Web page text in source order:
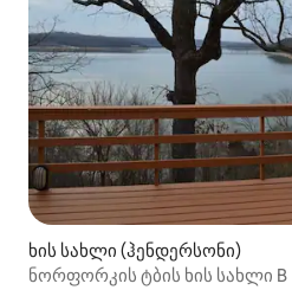
ხის სახლი (ჰენდერსონი)
ნორფორკის ტბის ხის სახლი B